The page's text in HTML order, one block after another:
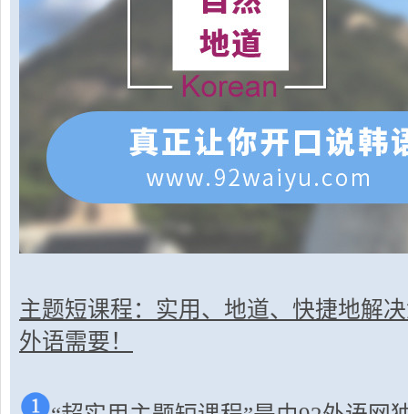
主题短课程：实用、地道、快捷地解
外语需要！